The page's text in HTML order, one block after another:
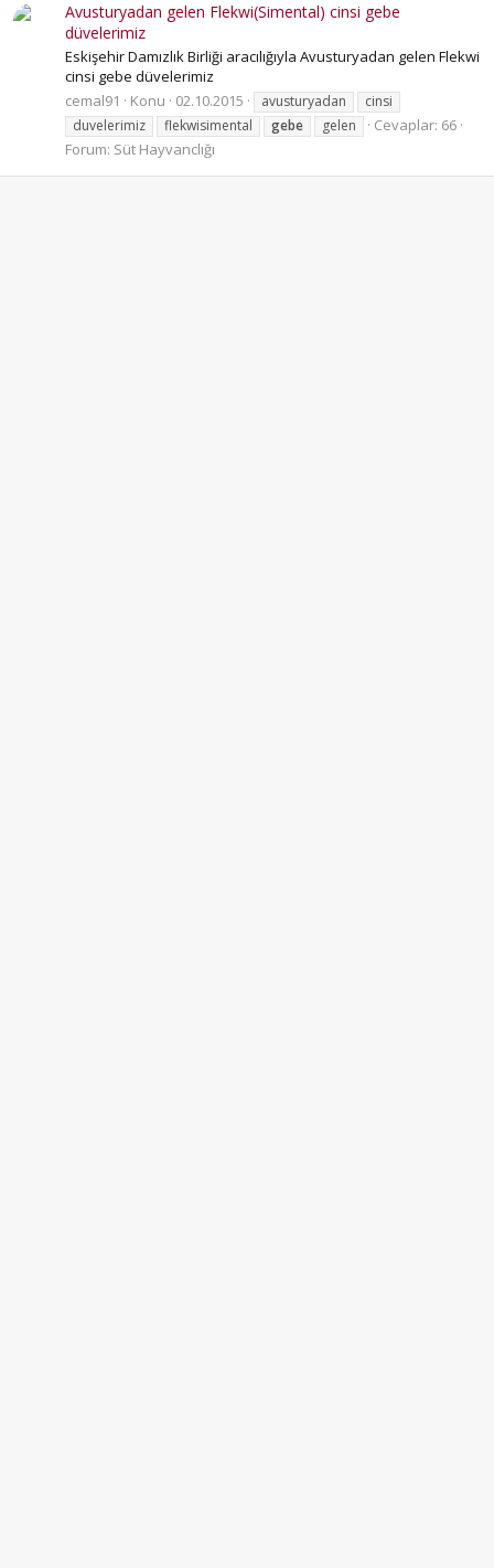
Avusturyadan gelen Flekwi(Simental) cinsi gebe
düvelerimiz
Eskişehir Damızlık Birliği aracılığıyla Avusturyadan gelen Flekwi
cinsi gebe düvelerimiz
cemal91
Konu 02.10.2015 avusturyadan
cinsi
duvelerimiz
flekwisimental gebe gelen
Cevaplar: 66
Forum: Süt Hayvanclığı